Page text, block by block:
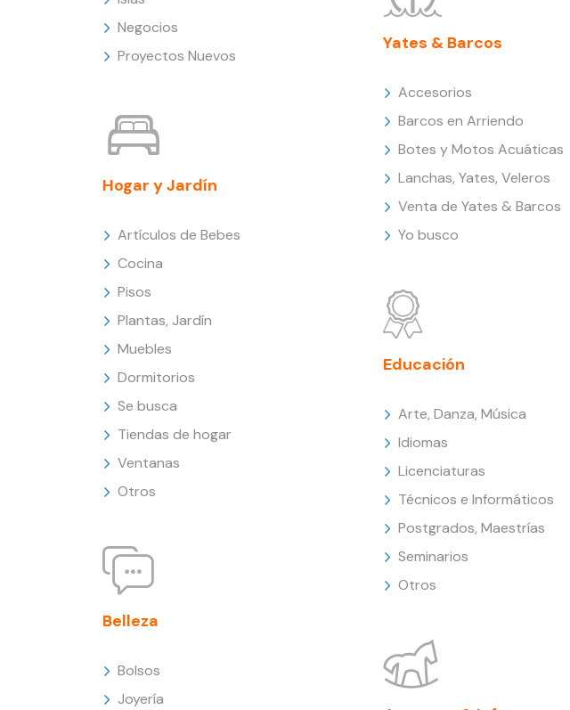
Negocios
Proyectos Nuevos
Hogar y Jardín
Artículos de Bebes
Cocina
Pisos
Plantas, Jardín
Muebles
Dormitorios
Se busca
Tiendas de hogar
Ventanas
Otros
Belleza
Bolsos
Joyería
Yates & Barcos
Accesorios
Barcos en Arriendo
Botes y Motos Acuáticas
Lanchas, Yates, Veleros
Venta de Yates & Barcos
Yo busco
Educación
Arte, Danza, Música
Idiomas
Licenciaturas
Técnicos e Informáticos
Postgrados, Maestrías
Seminarios
Otros